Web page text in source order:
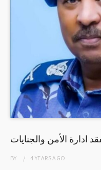
ادارة الأمن والجنايات
BY 4 YEARSAGO